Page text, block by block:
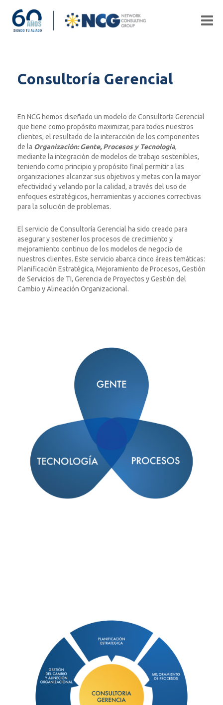
Consultoría Gerencial
En NCG hemos diseñado un modelo de Consultoría Gerencial
que tiene como propósito maximizar, para todos nuestros
clientes, el resultado de la interacción de los componentes
de la Organización: Gente, Procesos y Tecnología,
mediante la integración de modelos de trabajo sostenibles,
teniendo como principio y propósito final permitir a las
organizaciones alcanzar sus objetivos y metas con la mayor
efectividad y velando por la calidad, a través del uso de
enfoques estratégicos, herramientas y acciones correctivas
para la solución de problemas.
El servicio de Consultoría Gerencial ha sido creado para
asegurar y sostener los procesos de crecimiento y
mejoramiento continuo de los modelos de negocio de
nuestros clientes. Este servicio abarca cinco áreas temáticas:
Planificación Estratégica, Mejoramiento de Procesos, Gestión
de Servicios de TI, Gerencia de Proyectos y Gestión del
Cambio y Alineación Organizacional.